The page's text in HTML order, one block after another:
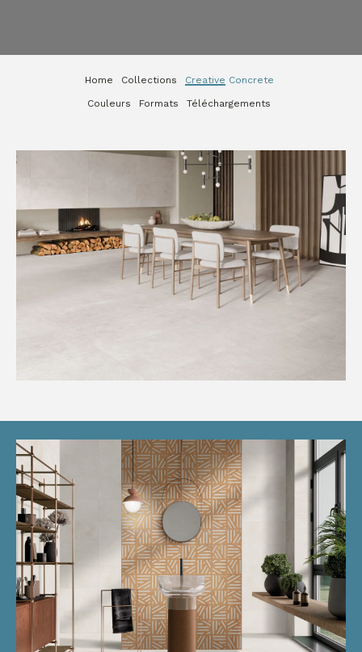
Home Collections Creative Concrete
Couleurs Formats Téléchargements